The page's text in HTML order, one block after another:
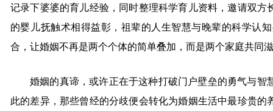
记录下婆婆的育儿经验，同时整理科学育儿资料，邀请双
的婴儿抚触术相得益彰，祖辈的人生智慧与晚辈的科学认
合，让婚姻不再是两个个体的简单叠加，而是两个家庭共同
婚姻的真谛，或许正在于这种打破门户壁垒的勇气与
此的差异，那些曾经的分歧便会转化为婚姻生活中最珍贵